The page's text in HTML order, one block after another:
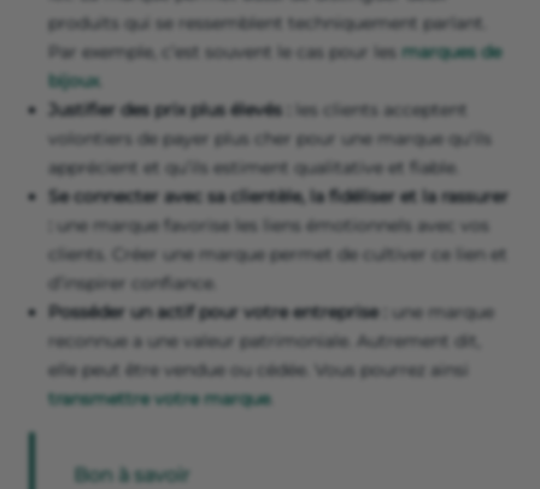
produits qui se ressemblent techniquement parlant.
Par exemple, c’est souvent le cas pour les marques de
bijoux.
Justifier des prix plus élevés :
les clients acceptent
volontiers de payer plus cher pour une marque qu'ils
apprécient et qu’ils estiment qualitative et fiable.
Se connecter avec sa clientèle, la fidéliser et la rassurer
une marque favorise les liens émotionnels avec vos
clients. Créer une marque permet de cultiver ce lien et
d’inspirer confiance.
Posséder un actif pour votre entreprise :
une marque
reconnue a une valeur patrimoniale. Autrement dit,
elle peut être vendue ou cédée. Vous pourrez ainsi
transmettre votre marque.
Bon à savoir